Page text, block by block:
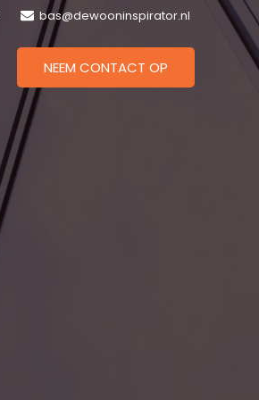
bas@dewooninspirator.nl
NEEM CONTACT OP